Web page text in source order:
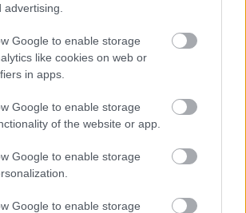
Google to enable storage
like cookies on web or
in apps.
Google to enable storage
of the website or app.
Google to enable storage
Google to enable storage